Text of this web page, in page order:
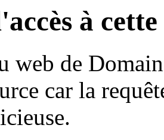
à
web de
car la